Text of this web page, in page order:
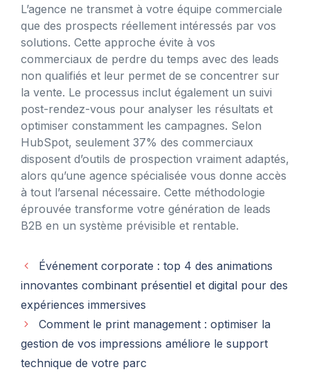
L’agence ne transmet à votre équipe commerciale
que des prospects réellement intéressés par vos
solutions. Cette approche évite à vos
commerciaux de perdre du temps avec des leads
non qualifiés et leur permet de se concentrer sur
la vente. Le processus inclut également un suivi
post-rendez-vous pour analyser les résultats et
optimiser constamment les campagnes. Selon
HubSpot, seulement 37% des commerciaux
disposent d’outils de prospection vraiment adaptés,
alors qu’une agence spécialisée vous donne accès
à tout l’arsenal nécessaire. Cette méthodologie
éprouvée transforme votre génération de leads
B2B en un système prévisible et rentable.
Événement corporate : top 4 des animations
innovantes combinant présentiel et digital pour des
expériences immersives
Comment le print management : optimiser la
gestion de vos impressions améliore le support
technique de votre parc